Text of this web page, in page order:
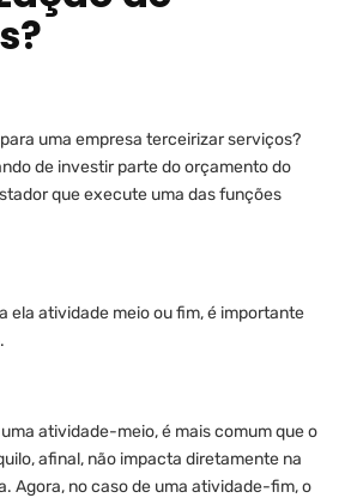
uma empresa terceirizar serviços?
de investir parte do orçamento do
que execute uma das funções
ela atividade meio ou fim, é importante
atividade-meio, é mais comum que o
afinal, não impacta diretamente na
Agora, no caso de uma atividade-fim, o